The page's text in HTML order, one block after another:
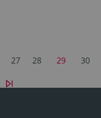
27 28 29 30